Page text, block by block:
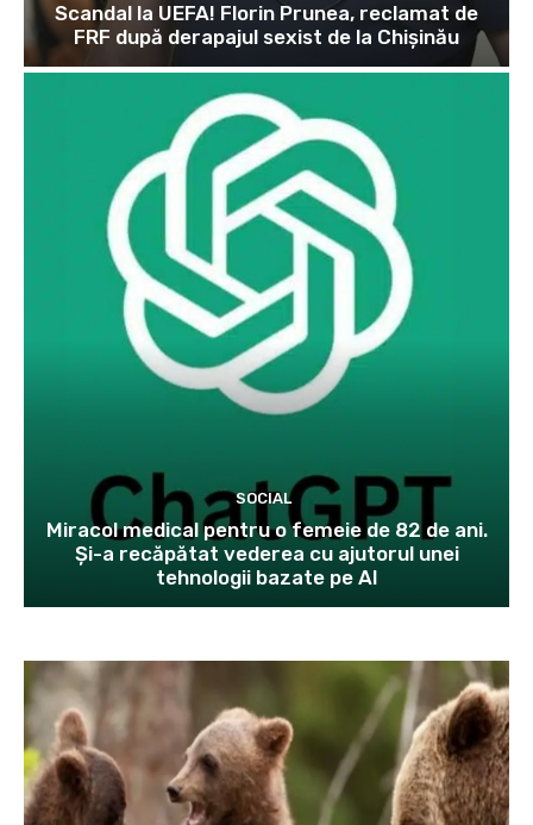
Scandal la UEFA! Florin Prunea, reclamat de
FRF după derapajul sexist de la Chișinău
SOCIAL
Miracol medical pentru o femeie de 82 de ani.
Și-a recăpătat vederea cu ajutorul unei
tehnologii bazate pe AI